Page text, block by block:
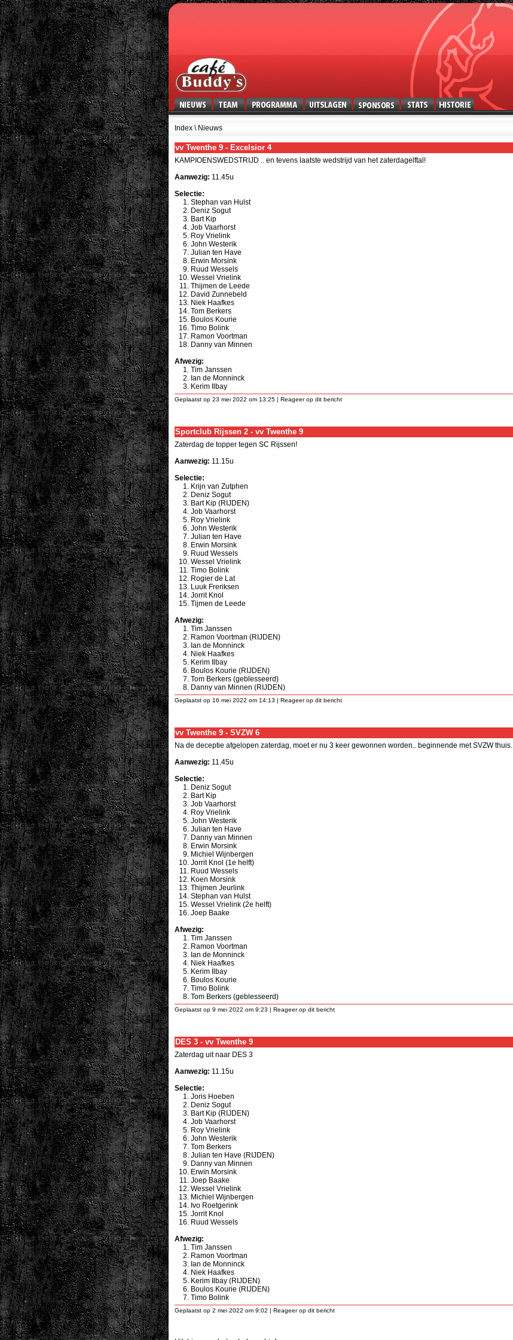
Index \ Nieuws
vv Twenthe 9 - Excelsior 4
KAMPIOENSWEDSTRIJD .. en tevens laatste wedstrijd van het zaterdagelftal!
Aanwezig: 11.45u
Selectie:
Stephan van Hulst
Deniz Sogut
Bart Kip
Job Vaarhorst
Roy Vrielink
John Westerik
Julian ten Have
Erwin Morsink
Ruud Wessels
Wessel Vrielink
Thijmen de Leede
David Zunnebeld
Niek Haafkes
Tom Berkers
Boulos Kourie
Timo Bolink
Ramon Voortman
Danny van Minnen
Afwezig:
Tim Janssen
Ian de Monninck
Kerim Ilbay
Geplaatst op 23 mei 2022 om 13:25 | Reageer op dit bericht
Sportclub Rijssen 2 - vv Twenthe 9
Zaterdag de topper tegen SC Rijssen!
Aanwezig: 11.15u
Selectie:
Krijn van Zutphen
Deniz Sogut
Bart Kip (RIJDEN)
Job Vaarhorst
Roy Vrielink
John Westerik
Julian ten Have
Erwin Morsink
Ruud Wessels
Wessel Vrielink
Timo Bolink
Rogier de Lat
Luuk Freriksen
Jorrit Knol
Tijmen de Leede
Afwezig:
Tim Janssen
Ramon Voortman (RIJDEN)
Ian de Monninck
Niek Haafkes
Kerim Ilbay
Boulos Kourie (RIJDEN)
Tom Berkers (geblesseerd)
Danny van Minnen (RIJDEN)
Geplaatst op 16 mei 2022 om 14:13 | Reageer op dit bericht
vv Twenthe 9 - SVZW 6
Na de deceptie afgelopen zaterdag, moet er nu 3 keer gewonnen worden.. beginnende met SVZW thuis.
Aanwezig: 11.45u
Selectie:
Deniz Sogut
Bart Kip
Job Vaarhorst
Roy Vrielink
John Westerik
Julian ten Have
Danny van Minnen
Erwin Morsink
Michiel Wijnbergen
Jorrit Knol (1e helft)
Ruud Wessels
Koen Morsink
Thijmen Jeurlink
Stephan van Hulst
Wessel Vrielink (2e helft)
Joep Baake
Afwezig:
Tim Janssen
Ramon Voortman
Ian de Monninck
Niek Haafkes
Kerim Ilbay
Boulos Kourie
Timo Bolink
Tom Berkers (geblesseerd)
Geplaatst op 9 mei 2022 om 9:23 | Reageer op dit bericht
DES 3 - vv Twenthe 9
Zaterdag uit naar DES 3
Aanwezig: 11.15u
Selectie:
Joris Hoeben
Deniz Sogut
Bart Kip (RIJDEN)
Job Vaarhorst
Roy Vrielink
John Westerik
Tom Berkers
Julian ten Have (RIJDEN)
Danny van Minnen
Erwin Morsink
Joep Baake
Wessel Vrielink
Michiel Wijnbergen
Ivo Roetgerink
Jorrit Knol
Ruud Wessels
Afwezig:
Tim Janssen
Ramon Voortman
Ian de Monninck
Niek Haafkes
Kerim Ilbay (RIJDEN)
Boulos Kourie (RIJDEN)
Timo Bolink
Geplaatst op 2 mei 2022 om 9:02 | Reageer op dit bericht